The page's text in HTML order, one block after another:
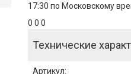
17:30 по Московскому
0 0 0
Технические
Артикул: